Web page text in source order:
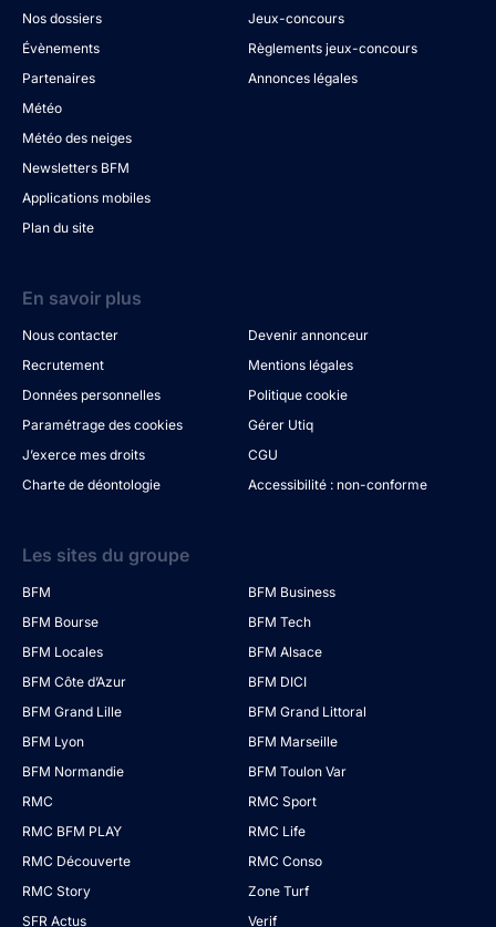
Nos dossiers
Évènements
Partenaires
Météo
Météo des neiges
Newsletters BFM
Applications mobiles
Plan du site
Jeux-concours
Règlements jeux-concours
Annonces légales
En savoir plus
Nous contacter
Devenir annonceur
Recrutement
Mentions légales
Données personnelles
Politique cookie
Paramétrage des cookies
Gérer Utiq
J’exerce mes droits
CGU
Charte de déontologie
Accessibilité : non-conforme
Les sites du groupe
BFM
BFM Business
BFM Bourse
BFM Tech
BFM Locales
BFM Alsace
BFM Côte d’Azur
BFM DICI
BFM Grand Lille
BFM Grand Littoral
BFM Lyon
BFM Marseille
BFM Normandie
BFM Toulon Var
RMC
RMC Sport
RMC BFM PLAY
RMC Life
RMC Découverte
RMC Conso
RMC Story
Zone Turf
SFR Actus
Verif